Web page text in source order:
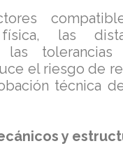
física, las
tolerancias
el riesgo de
técnica
y